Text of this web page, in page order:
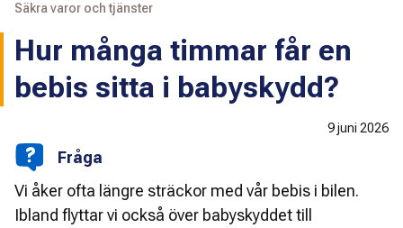
Säkra varor och tjänster
Hur många timmar får en
bebis sitta i babyskydd?
Fråga
Vi åker ofta längre sträckor med vår bebis i bilen.
Ibland flyttar vi också över babyskyddet till
9 juni 2026